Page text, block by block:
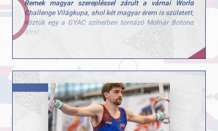
Remek magyar szerepléssel zárult a várnai World
Challenge Világkupa, ahol két magyar érem is született,
köztük egy a GYAC színeiben tornázó Molnár Botond
által.
Boti ugrásban 14.050 pontos gyakorlatával a dobogó
harmadik fokára állhatott a nemzetközi mezőnyben. A
kiváló eredményt tovább erősíti, hogy talajon is közel
volt az éremhez, ott végül a 4. helyen zárt.
Gratulálunk Botinak és edzőjének, Pisák Tamásnak a
kiemelkedő teljesítményhez! További hasonló sikereket
az idei szezonra!